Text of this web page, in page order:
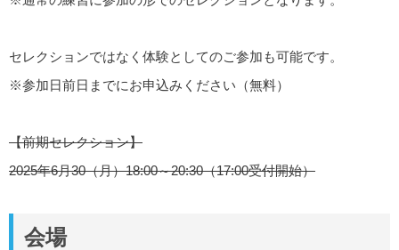
セレクションではなく体験としてのご参加も可能です。
※参加日前日までにお申込みください（無料）
【前期セレクション】
2025年6月30（月）18:00～20:30（17:00受付開始）
会場